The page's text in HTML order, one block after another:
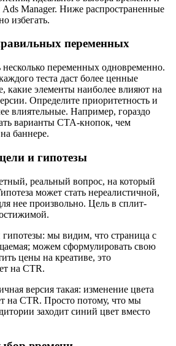
Manager. Ниже распространенные
избегать.
переменных
переменных одновременно.
теста даст более ценные
какие элементы наиболее влияют на
Определите приоритетность и
влиятельные. Например, гораздо
варианты CTA-кнопок, чем
баннере.
и гипотезы
реальный вопрос, на который
может стать нереалистичной,
нее произвольно. Цель в сплит-
мы видим, что страница с
можем сформулировать свою
цены на креативе, это
на CTR.
версия такая: изменение цвета
на CTR. Просто потому, что мы
заходит синий цвет вместо